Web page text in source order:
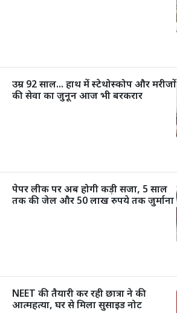
उम्र 92 साल... हाथ में स्टेथोस्कोप और मरीजों
की सेवा का जुनून आज भी बरकरार
पेपर लीक पर अब होगी कड़ी सजा, 5 साल
तक की जेल और 50 लाख रुपये तक जुर्माना
NEET की तैयारी कर रही छात्रा ने की
आत्महत्या, घर से मिला सुसाइड नोट